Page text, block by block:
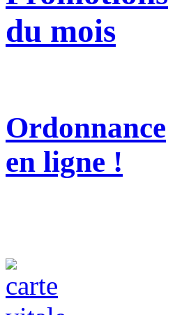
du mois
Ordonnance
en ligne !